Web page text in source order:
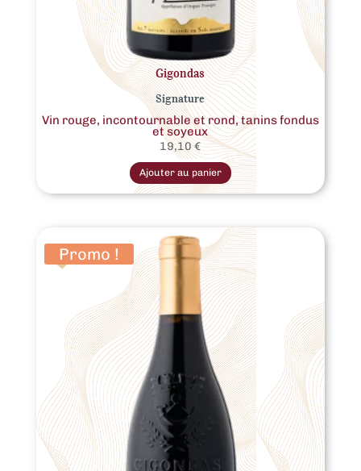
Gigondas
Signature
Vin rouge, incontournable et rond, tanins fondus
et soyeux
19,10€
Ajouter au panier
Ce
produit
a
plusieurs
options
peuvent
être
choisies
sur
la
page
du
produit
Promo !